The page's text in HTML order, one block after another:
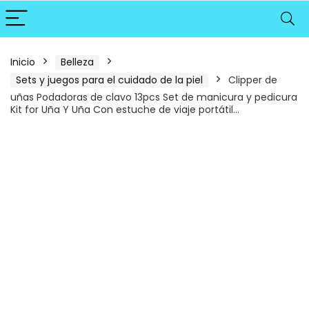
Inicio
Belleza
Sets y juegos para el cuidado de la piel
Clipper de
uñas Podadoras de clavo 13pcs Set de manicura y pedicura
Kit for Uña Y Uña Con estuche de viaje portátil…